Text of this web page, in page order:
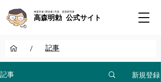
神道学者 / 歴史家 / 天皇・皇室研究者
高森明勅 公式サイト
/ 記事
記事 新規登録